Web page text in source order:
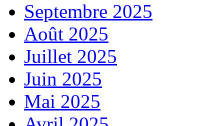
Septembre 2025
Août 2025
Juillet 2025
Juin 2025
Mai 2025